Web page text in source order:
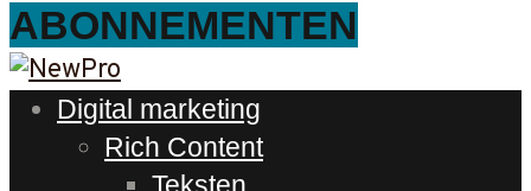
ABONNEMENTEN
Digital marketing
Rich Content